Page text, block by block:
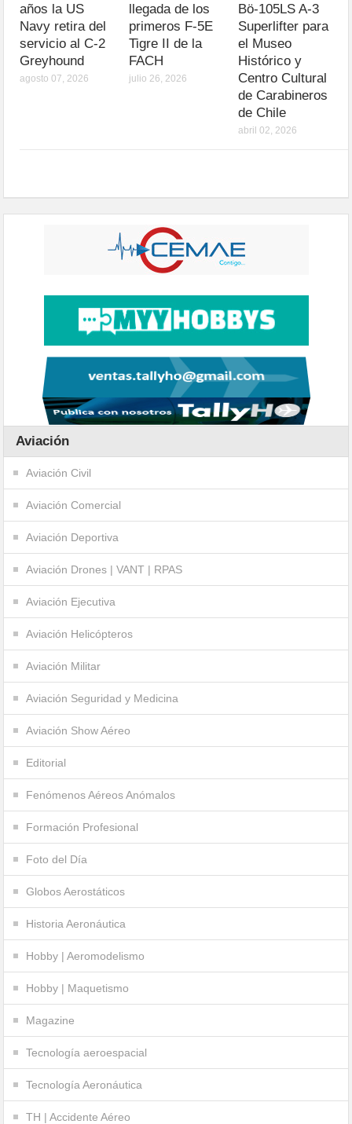
años la US
Navy retira del
servicio al C-2
Greyhound
agosto 07, 2026
llegada de los
primeros F-5E
Tigre II de la
FACH
julio 26, 2026
Bö-105LS A-3
Superlifter para
el Museo
Histórico y
Centro Cultural
de Carabineros
de Chile
abril 02, 2026
Aviación
Aviación Civil
Aviación Comercial
Aviación Deportiva
Aviación Drones | VANT | RPAS
Aviación Ejecutiva
Aviación Helicópteros
Aviación Militar
Aviación Seguridad y Medicina
Aviación Show Aéreo
Editorial
Fenómenos Aéreos Anómalos
Formación Profesional
Foto del Día
Globos Aerostáticos
Historia Aeronáutica
Hobby | Aeromodelismo
Hobby | Maquetismo
Magazine
Tecnología aeroespacial
Tecnología Aeronáutica
TH | Accidente Aéreo